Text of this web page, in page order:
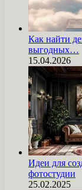
Как найти
выгодных…
15.04.2026
Идеи для
фотостудии
25.02.2025